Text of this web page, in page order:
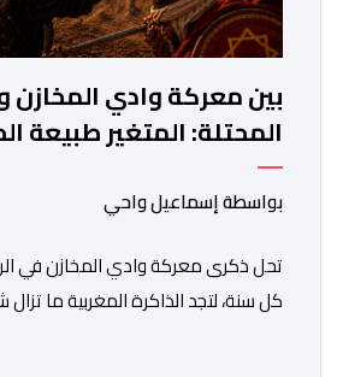
بين معركة وادي المخازن
المحتلة: المتغير طبيعة
جدار الصد الوطني
بواسطة إسماعيل واحي
تحل ذكرى معركة وادي المخازن في
كل سنة، لتجد الذاكرة المغربية ما